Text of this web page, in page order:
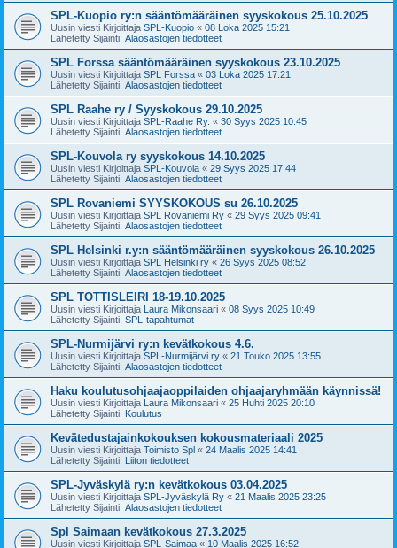
SPL-Kuopio ry:n sääntömääräinen syyskokous 25.10.2025
Uusin viesti Kirjoittaja SPL-Kuopio « 08 Loka 2025 15:21
Lähetetty Sijainti: Alaosastojen tiedotteet
SPL Forssa sääntömääräinen syyskokous 23.10.2025
Uusin viesti Kirjoittaja SPL Forssa « 03 Loka 2025 17:21
Lähetetty Sijainti: Alaosastojen tiedotteet
SPL Raahe ry / Syyskokous 29.10.2025
Uusin viesti Kirjoittaja SPL-Raahe Ry. « 30 Syys 2025 10:45
Lähetetty Sijainti: Alaosastojen tiedotteet
SPL-Kouvola ry syyskokous 14.10.2025
Uusin viesti Kirjoittaja SPL-Kouvola « 29 Syys 2025 17:44
Lähetetty Sijainti: Alaosastojen tiedotteet
SPL Rovaniemi SYYSKOKOUS su 26.10.2025
Uusin viesti Kirjoittaja SPL Rovaniemi Ry « 29 Syys 2025 09:41
Lähetetty Sijainti: Alaosastojen tiedotteet
SPL Helsinki r.y:n sääntömääräinen syyskokous 26.10.2025
Uusin viesti Kirjoittaja SPL Helsinki ry « 26 Syys 2025 08:52
Lähetetty Sijainti: Alaosastojen tiedotteet
SPL TOTTISLEIRI 18-19.10.2025
Uusin viesti Kirjoittaja Laura Mikonsaari « 08 Syys 2025 10:49
Lähetetty Sijainti: SPL-tapahtumat
SPL-Nurmijärvi ry:n kevätkokous 4.6.
Uusin viesti Kirjoittaja SPL-Nurmijärvi ry « 21 Touko 2025 13:55
Lähetetty Sijainti: Alaosastojen tiedotteet
Haku koulutusohjaajaoppilaiden ohjaajaryhmään käynnissä!
Uusin viesti Kirjoittaja Laura Mikonsaari « 25 Huhti 2025 20:10
Lähetetty Sijainti: Koulutus
Kevätedustajainkokouksen kokousmateriaali 2025
Uusin viesti Kirjoittaja Toimisto Spl « 24 Maalis 2025 14:41
Lähetetty Sijainti: Liiton tiedotteet
SPL-Jyväskylä ry:n kevätkokous 03.04.2025
Uusin viesti Kirjoittaja SPL-Jyväskylä Ry « 21 Maalis 2025 23:25
Lähetetty Sijainti: Alaosastojen tiedotteet
Spl Saimaan kevätkokous 27.3.2025
Uusin viesti Kirjoittaja SPL-Saimaa « 10 Maalis 2025 16:52